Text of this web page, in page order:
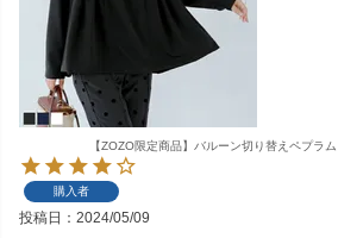
【ZOZO限定商品】バルーン切り替えペプラ
購入者
投稿日 2024/05/09